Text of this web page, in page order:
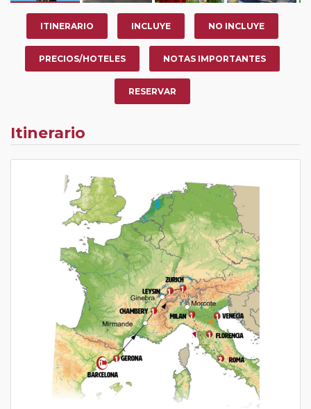
descuento del 5%.
ITINERARIO INCLUYE NO INCLUYE
PRECIOS/HOTELES NOTAS IMPORTANTES
RESERVAR
Itinerario